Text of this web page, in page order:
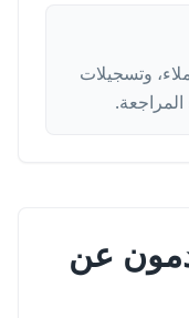
وتسجيلات
عن